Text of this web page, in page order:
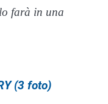
farà in una
(3 foto)